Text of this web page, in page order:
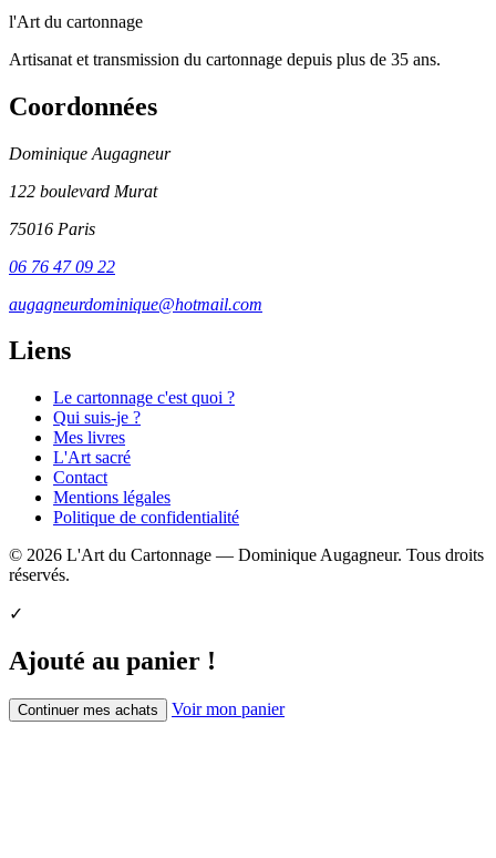
l'Art du cartonnage
Artisanat et transmission du cartonnage depuis plus de 35 ans.
Coordonnées
Dominique Augagneur
122 boulevard Murat
75016 Paris
06 76 47 09 22
augagneurdominique@hotmail.com
Liens
Le cartonnage c'est quoi ?
Qui suis-je ?
Mes livres
L'Art sacré
Contact
Mentions légales
Politique de confidentialité
© 2026 L'Art du Cartonnage — Dominique Augagneur. Tous droits
réservés.
✓
Ajouté au panier !
Continuer mes achats Voir mon panier